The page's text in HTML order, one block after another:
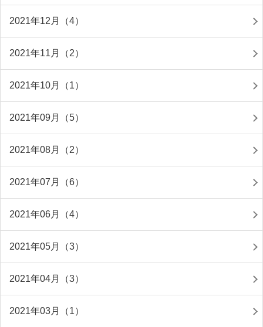
2021年12月（4）
2021年11月（2）
2021年10月（1）
2021年09月（5）
2021年08月（2）
2021年07月（6）
2021年06月（4）
2021年05月（3）
2021年04月（3）
2021年03月（1）